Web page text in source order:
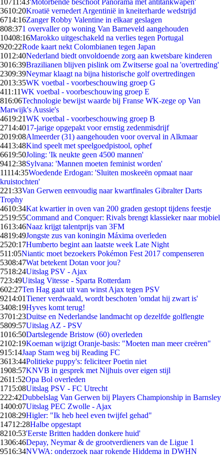
10711:43'Motorbende beschoot Panorama met antitankwapen'
3610:20Kroatië vernedert Argentinië in kneiterharde wedstrijd
6714:16Zanger Robby Valentine in elkaar geslagen
808:371 overvaller op woning Van Barneveld aangehouden
10408:16Marokko uitgeschakeld na verlies tegen Portugal
920:22Rode kaart nekt Colombianen tegen Japan
1012:40Nederland biedt onvoldoende zorg aan kwetsbare kinderen
3016:39Brazilianen blijven pislink om Zwitserse goal na 'overtreding'
2309:39Neymar klaagt na bijna historische golf overtredingen
2013:35WK voetbal - voorbeschouwing groep G
411:11WK voetbal - voorbeschouwing groep E
816:06Technologie bewijst waarde bij Franse WK-zege op Van
Marwijk's Aussie's
4619:21WK voetbal - voorbeschouwing groep B
2714:4017-jarige opgepakt voor ernstig zedenmisdrijf
2019:08Almeerder (31) aangehouden voor overval in Alkmaar
4413:48Kind speelt met speelgoedpistool, ophef
6619:50Joling: 'Ik neukte geen 4500 mannen'
9412:38Sylvana: 'Mannen moeten feminist worden'
11114:35Woedende Erdogan: 'Sluiten moskeeën opmaat naar
kruistochten'
221:33Van Gerwen eenvoudig naar kwartfinales Gibralter Darts
Trophy
4610:34Kat kwartier in oven van 200 graden gestopt tijdens feestje
2519:55Command and Conquer: Rivals brengt klassieker naar mobiel
1613:46Naaz krijgt talentprijs van 3FM
4819:49Jongste zus van koningin Máxima overleden
2520:17Humberto begint aan laatste week Late Night
511:05Niantic moet bezoekers Pokémon Fest 2017 compenseren
5308:47Wat betekent Dotan voor jou?
7518:24Uitslag PSV - Ajax
723:49Uitslag Vitesse - Sparta Rotterdam
602:27Ten Hag gaat uit van winst Ajax tegen PSV
9214:01Tiener verdwaald, wordt beschoten 'omdat hij zwart is'
3408:19Hyves komt terug!
3701:23Duitse en Nederlandse landmacht op dezelfde golflengte
5809:57Uitslag AZ - PSV
1016:50Dartslegende Bristow (60) overleden
2102:19Koeman wijzigt Oranje-basis: "Moeten man meer creëren"
915:14Jaap Stam weg bij Reading FC
3613:44Politieke puppy's: feliciteer Poetin niet
1908:57KNVB in gesprek met Nijhuis over eigen stijl
2611:52Opa Bol overleden
1715:08Uitslag PSV - FC Utrecht
222:42Dubbelslag Van Gerwen bij Players Championship in Barnsley
1400:07Uitslag PEC Zwolle - Ajax
2108:29Higler: "Ik heb heel even twijfel gehad"
14712:28Halbe opgestapt
8210:53'Eerste Britten hadden donkere huid'
1306:46Depay, Neymar & de grootverdieners van de Ligue 1
9516:34NVWA: onderzoek naar rokende Hiddema in DWHN